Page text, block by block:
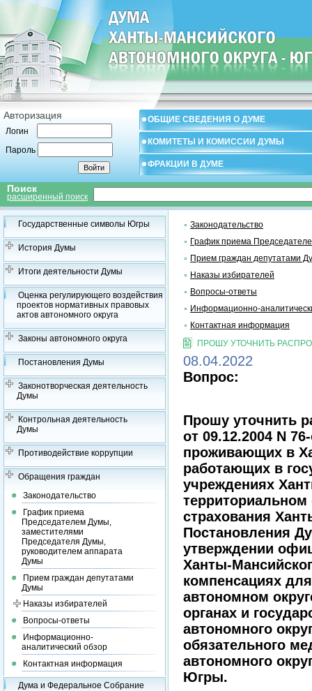
Авторизация
Логин
Пароль
ОБЩИЕ СВЕДЕНИЯ О ДУМЕ
КОМИТЕТЫ И КОМИССИИ ДУМЫ
ФРАКЦИИ В ДУМЕ
Поиск
расширенный поиск
Государственные символы Югры
История Думы
Итоги деятельности Думы
Оценка регулирующего воздействия
проектов нормативных правовых
актов автономного округа
Законы автономного округа
Постановления Думы
Законотворческая деятельность
Думы
Контрольная деятельность
Думы
Противодействие коррупции
Обращения граждан
Законодательство
График приема
Председателем Думы,
заместителями
Председателя Думы,
руководителем аппарата
Думы
Прием граждан депутатами
Думы
Наказы избирателей
Вопросы-ответы
Информационно-
аналитический обзор
Контактная информация
Дума и Федеральное Собрание
Законодательство
График приема
Прием граждан депутатами
Наказы избирателей
Вопросы-ответы
Информационно-
Контактная информация
ПРОШУ УТОЧНИТЬ
08.04.2022
Вопрос:
Прошу уточнить
от 09.12.2004 N
проживающих в
работающих в
учреждениях
территориальном
страхования
Постановления
утверждении
Ханты-
компенсациях
автономном
органах и
автономного
обязательного
автономного
Югры.